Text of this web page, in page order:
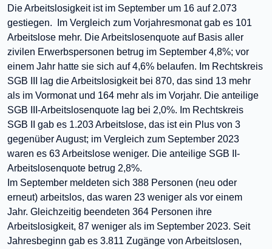
Die Arbeitslosigkeit ist im September um 16 auf 2.073
gestiegen. Im Vergleich zum Vorjahresmonat gab es 101
Arbeitslose mehr. Die Arbeitslosenquote auf Basis aller
zivilen Erwerbspersonen betrug im September 4,8%; vor
einem Jahr hatte sie sich auf 4,6% belaufen. Im Rechtskreis
SGB III lag die Arbeitslosigkeit bei 870, das sind 13 mehr
als im Vormonat und 164 mehr als im Vorjahr. Die anteilige
SGB III-Arbeitslosenquote lag bei 2,0%. Im Rechtskreis
SGB II gab es 1.203 Arbeitslose, das ist ein Plus von 3
gegenüber August; im Vergleich zum September 2023
waren es 63 Arbeitslose weniger. Die anteilige SGB II-
Arbeitslosenquote betrug 2,8%.
Im September meldeten sich 388 Personen (neu oder
erneut) arbeitslos, das waren 23 weniger als vor einem
Jahr. Gleichzeitig beendeten 364 Personen ihre
Arbeitslosigkeit, 87 weniger als im September 2023. Seit
Jahresbeginn gab es 3.811 Zugänge von Arbeitslosen,